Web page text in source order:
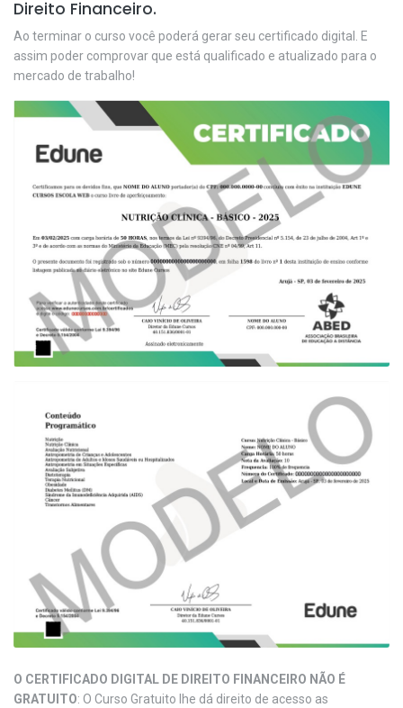
Direito Financeiro.
Ao terminar o curso você poderá gerar seu certificado digital. E
assim poder comprovar que está qualificado e atualizado para o
mercado de trabalho!
O CERTIFICADO DIGITAL DE DIREITO FINANCEIRO NÃO É
GRATUITO: O Curso Gratuito lhe dá direito de acesso as